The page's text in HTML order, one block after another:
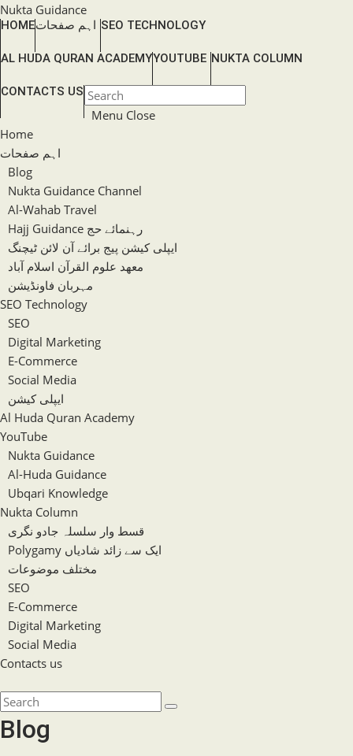
Skip
to
Nukta Guidance
HOMEاہم صفحات SEO TECHNOLOGY
AL HUDA QURAN ACADEMYYOUTUBE NUKTA COLUMN
CONTACTS USTOGGLE
WEBSITE
SEARCH
Menu Close
Home
اہم صفحات
Blog
Nukta Guidance Channel
Al-Wahab Travel
Hajj Guidance رہنمائے حج
ایپلی کیشن پیج برائے آن لائن ٹیچنگ
معھد علوم القرآن اسلام آباد
مہربان فاونڈیشن
SEO Technology
SEO
Digital Marketing
E-Commerce
Social Media
ایپلی کیشن
Al Huda Quran Academy
YouTube
Nukta Guidance
Al-Huda Guidance
Ubqari Knowledge
Nukta Column
قسط وار سلسلہ جادو نگری
Polygamy ایک سے زائد شادیاں
مختلف موضوعات
SEO
E-Commerce
Digital Marketing
Social Media
Contacts us
website
search
Search
this
website
Blog